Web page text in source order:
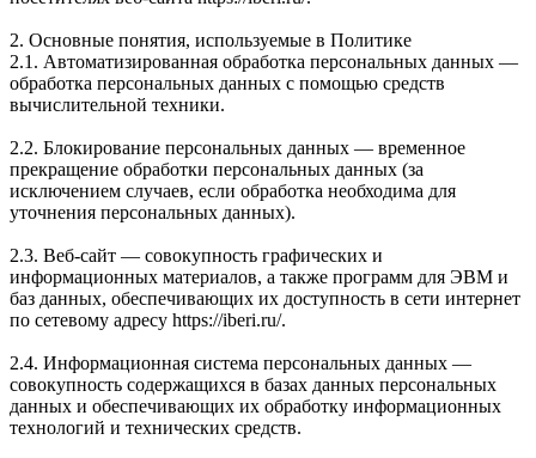
2. Основные понятия, используемые в Политике
2.1. Автоматизированная обработка персональных данных —
обработка персональных данных с помощью средств
вычислительной техники.
2.2. Блокирование персональных данных — временное
прекращение обработки персональных данных (за
исключением случаев, если обработка необходима для
уточнения персональных данных).
2.3. Веб-сайт — совокупность графических и
информационных материалов, а также программ для ЭВМ и
баз данных, обеспечивающих их доступность в сети интернет
по сетевому адресу https://iberi.ru/.
2.4. Информационная система персональных данных —
совокупность содержащихся в базах данных персональных
данных и обеспечивающих их обработку информационных
технологий и технических средств.